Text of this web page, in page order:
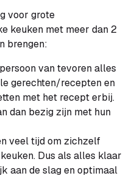
voor grote
keuken met meer dan 2
brengen:
van tevoren alles
gerechten/recepten en
met het recept erbij.
dan bezig zijn met hun
veel tijd om zichzelf
Dus als alles klaar
aan de slag en optimaal